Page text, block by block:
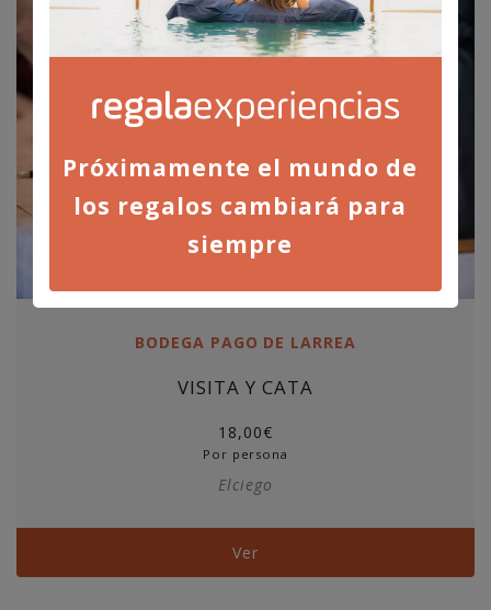
BODEGA PAGO DE LARREA
VISITA Y CATA
18,00€
Por persona
Elciego
Ver
Próximamente el mundo de
los regalos cambiará para
siempre